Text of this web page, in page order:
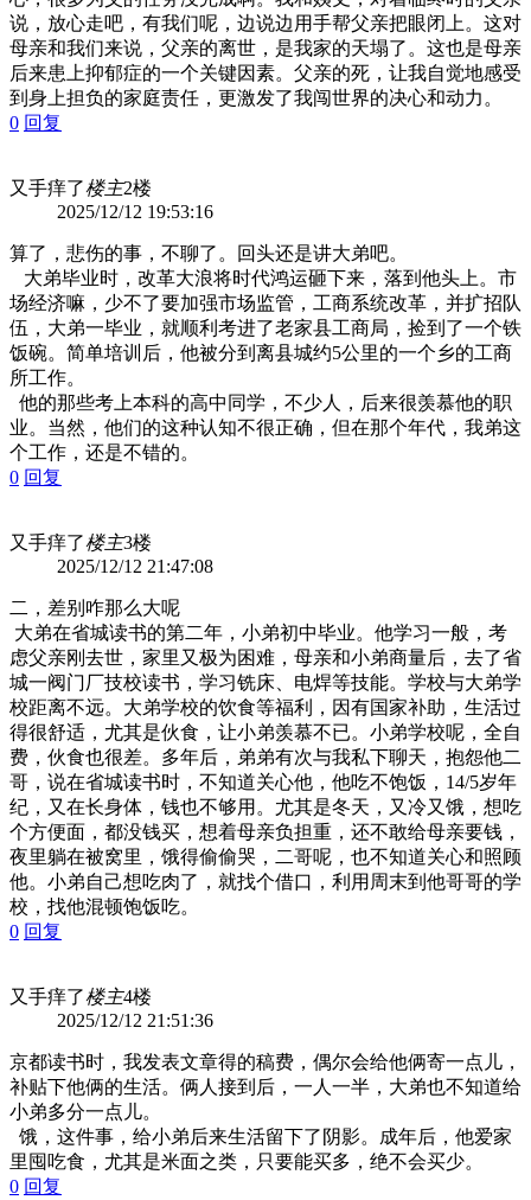
说，放心走吧，有我们呢，边说边用手帮父亲把眼闭上。这对
母亲和我们来说，父亲的离世，是我家的天塌了。这也是母亲
后来患上抑郁症的一个关键因素。父亲的死，让我自觉地感受
到身上担负的家庭责任，更激发了我闯世界的决心和动力。
0 回复
又手痒了楼主2楼
2025/12/12 19:53:16
算了，悲伤的事，不聊了。回头还是讲大弟吧。
大弟毕业时，改革大浪将时代鸿运砸下来，落到他头上。市
场经济嘛，少不了要加强市场监管，工商系统改革，并扩招队
伍，大弟一毕业，就顺利考进了老家县工商局，捡到了一个铁
饭碗。简单培训后，他被分到离县城约5公里的一个乡的工商
所工作。
他的那些考上本科的高中同学，不少人，后来很羡慕他的职
业。当然，他们的这种认知不很正确，但在那个年代，我弟这
个工作，还是不错的。
0 回复
又手痒了楼主3楼
2025/12/12 21:47:08
二，差别咋那么大呢
大弟在省城读书的第二年，小弟初中毕业。他学习一般，考
虑父亲刚去世，家里又极为困难，母亲和小弟商量后，去了省
城一阀门厂技校读书，学习铣床、电焊等技能。学校与大弟学
校距离不远。大弟学校的饮食等福利，因有国家补助，生活过
得很舒适，尤其是伙食，让小弟羡慕不已。小弟学校呢，全自
费，伙食也很差。多年后，弟弟有次与我私下聊天，抱怨他二
哥，说在省城读书时，不知道关心他，他吃不饱饭，14/5岁年
纪，又在长身体，钱也不够用。尤其是冬天，又冷又饿，想吃
个方便面，都没钱买，想着母亲负担重，还不敢给母亲要钱，
夜里躺在被窝里，饿得偷偷哭，二哥呢，也不知道关心和照顾
他。小弟自己想吃肉了，就找个借口，利用周末到他哥哥的学
校，找他混顿饱饭吃。
0 回复
又手痒了楼主4楼
2025/12/12 21:51:36
京都读书时，我发表文章得的稿费，偶尔会给他俩寄一点儿，
补贴下他俩的生活。俩人接到后，一人一半，大弟也不知道给
小弟多分一点儿。
饿，这件事，给小弟后来生活留下了阴影。成年后，他爱家
里囤吃食，尤其是米面之类，只要能买多，绝不会买少。
0 回复